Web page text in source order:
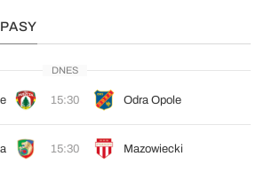
DNES
15:30 Odra Opole
15:30 Mazowiecki